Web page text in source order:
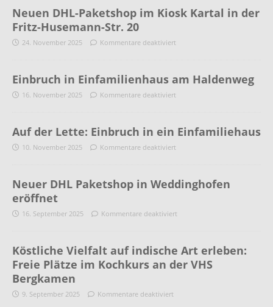
Neuen DHL-Paketshop im Kiosk Kartal in der
Fritz-Husemann-Str. 20
24. November 2025 Kommentare deaktiviert
Einbruch in Einfamilienhaus am Haldenweg
16. November 2025 Kommentare deaktiviert
Auf der Lette: Einbruch in ein Einfamiliehaus
10. November 2025 Kommentare deaktiviert
Neuer DHL Paketshop in Weddinghofen
eröffnet
16. September 2025 Kommentare deaktiviert
Köstliche Vielfalt auf indische Art erleben:
Freie Plätze im Kochkurs an der VHS
Bergkamen
9. September 2025 Kommentare deaktiviert